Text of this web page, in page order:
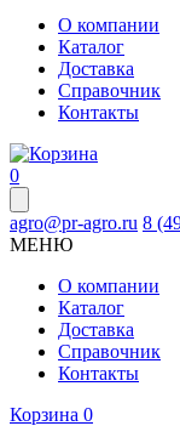
О компании
Каталог
Доставка
Справочник
Контакты
0
agro@pr-agro.ru 8
МЕНЮ
О компании
Каталог
Доставка
Справочник
Контакты
Корзина 0